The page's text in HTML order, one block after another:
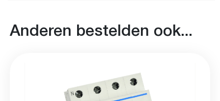
Anderen bestelden ook...